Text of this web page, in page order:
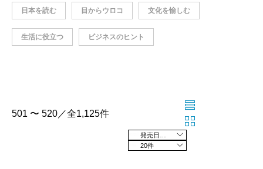
日本を読む 目からウロコ 文化を愉しむ
生活に役立つ ビジネスのヒント
501 〜 520／全1,125件
20件